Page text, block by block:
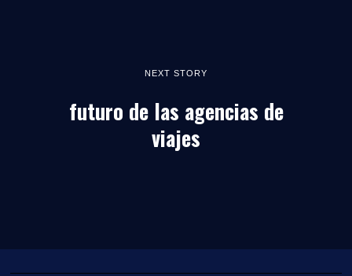
NEXT STORY
futuro de las agencias de
viajes